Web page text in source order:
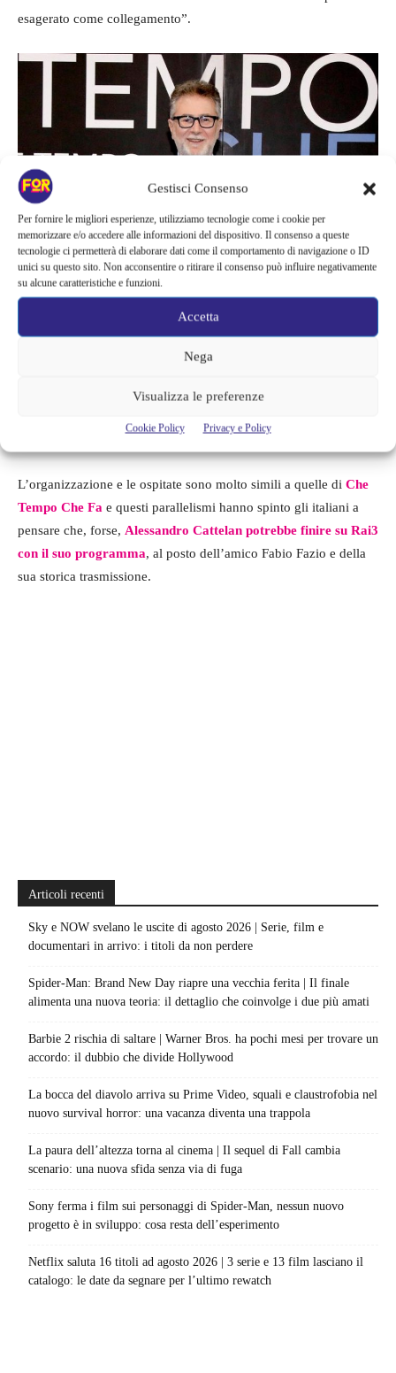
Gestisci Consenso
Per fornire le migliori esperienze, utilizziamo tecnologie come i cookie per
memorizzare e/o accedere alle informazioni del dispositivo. Il consenso a queste
tecnologie ci permetterà di elaborare dati come il comportamento di navigazione o ID
unici su questo sito. Non acconsentire o ritirare il consenso può influire negativamente
su alcune caratteristiche e funzioni.
Accetta
Nega
Visualizza le preferenze
Cookie Policy Privacy e Policy
esagerato come collegamento”.
Fabio Fazio
Che Tempo Che Fa 2.0
Cattelan ha affermato di trovarsi molto bene a lavorare su
spera vivamente di continuare il suo percorso su quell’emittente.
piccolo schermo che sui social media.
L’organizzazione e le ospitate sono molto simili a quelle di Che
Tempo Che Fa e questi parallelismi hanno spinto gli italiani a
pensare che, forse, Alessandro Cattelan potrebbe finire su Rai3
con il suo programma, al posto dell’amico Fabio Fazio e della
sua storica trasmissione.
Articoli recenti
Sky e NOW svelano le uscite di agosto 2026 | Serie, film e
documentari in arrivo: i titoli da non perdere
Spider-Man: Brand New Day riapre una vecchia ferita | Il finale
alimenta una nuova teoria: il dettaglio che coinvolge i due più amati
Barbie 2 rischia di saltare | Warner Bros. ha pochi mesi per trovare un
accordo: il dubbio che divide Hollywood
La bocca del diavolo arriva su Prime Video, squali e claustrofobia nel
nuovo survival horror: una vacanza diventa una trappola
La paura dell’altezza torna al cinema | Il sequel di Fall cambia
scenario: una nuova sfida senza via di fuga
Sony ferma i film sui personaggi di Spider-Man, nessun nuovo
progetto è in sviluppo: cosa resta dell’esperimento
Netflix saluta 16 titoli ad agosto 2026 | 3 serie e 13 film lasciano il
catalogo: le date da segnare per l’ultimo rewatch